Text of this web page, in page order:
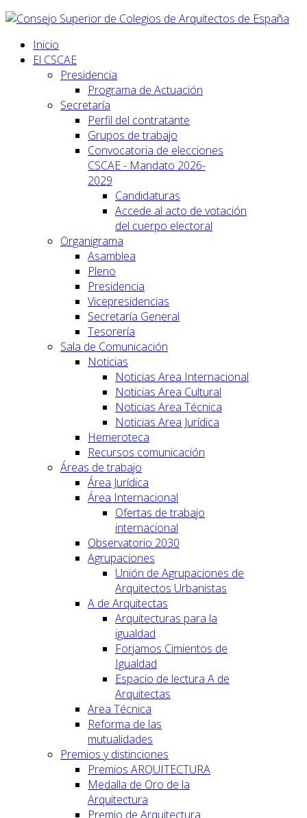
Inicio
El CSCAE
Presidencia
Programa de Actuación
Secretaría
Perfil del contratante
Grupos de trabajo
Convocatoria de elecciones
CSCAE - Mandato 2026-
2029
Candidaturas
Accede al acto de votación
del cuerpo electoral
Organigrama
Asamblea
Pleno
Presidencia
Vicepresidencias
Secretaría General
Tesorería
Sala de Comunicación
Noticias
Noticias Area Internacional
Noticias Area Cultural
Noticias Area Técnica
Noticias Area Jurídica
Hemeroteca
Recursos comunicación
Áreas de trabajo
Área Jurídica
Área Internacional
Ofertas de trabajo
internacional
Observatorio 2030
Agrupaciones
Unión de Agrupaciones de
Arquitectos Urbanistas
A de Arquitectas
Arquitecturas para la
igualdad
Forjamos Cimientos de
Igualdad
Espacio de lectura A de
Arquitectas
Area Técnica
Reforma de las
mutualidades
Premios y distinciones
Premios ARQUITECTURA
Medalla de Oro de la
Arquitectura
Premio de Arquitectura